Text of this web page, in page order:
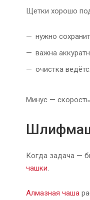
Щетки хорошо
нужно
важна
очистка
Минус —
Когда задача —
чашки.
Алмазная чаша